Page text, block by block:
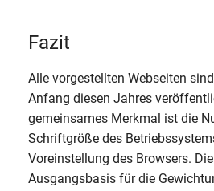
Fazit
Alle vorgestellten Webseiten
Anfang diesen Jahres
gemeinsames Merkmal ist die
Schriftgröße des
Voreinstellung des Browsers.
Ausgangsbasis für die